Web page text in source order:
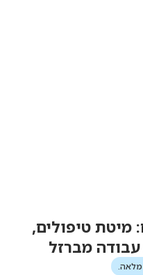
מיטת טיפולים,
מברזל
מלאה.